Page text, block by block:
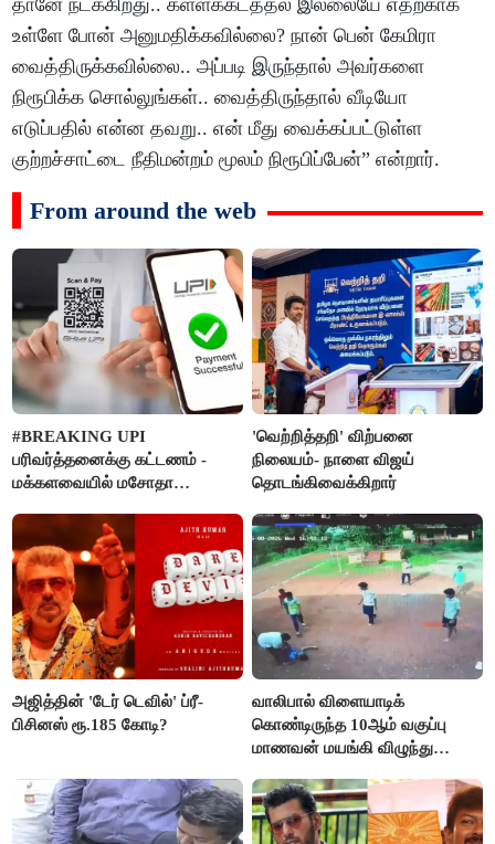
தானே நடக்கிறது.. கள்ளக்கடத்தல் இல்லையே எதற்காக
உள்ளே போன் அனுமதிக்கவில்லை? நான் பென் கேமிரா
வைத்திருக்கவில்லை.. அப்படி இருந்தால் அவர்களை
நிரூபிக்க சொல்லுங்கள்.. வைத்திருந்தால் வீடியோ
எடுப்பதில் என்ன தவறு.. என் மீது வைக்கப்பட்டுள்ள
குற்றச்சாட்டை நீதிமன்றம் மூலம் நிரூபிப்பேன்” என்றார்.
From around the web
#BREAKING UPI
பரிவர்த்தனைக்கு கட்டணம் -
மக்களவையில் மசோதா
'வெற்றித்தறி' விற்பனை
நிலையம்- நாளை விஜய்
தொடங்கிவைக்கிறார்
அஜித்தின் 'டேர் டெவில்' ப்ரீ-
பிசினஸ் ரூ.185 கோடி?
வாலிபால் விளையாடிக்
கொண்டிருந்த 10ஆம் வகுப்பு
மாணவன் மயங்கி விழுந்து